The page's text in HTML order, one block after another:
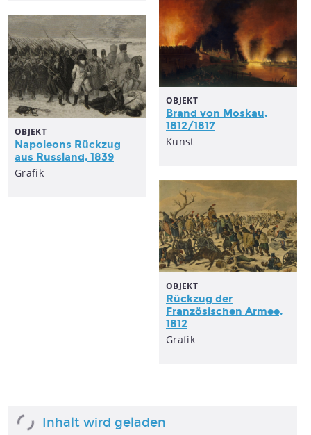
OBJEKT
Brand von Moskau,
1812/1817
Kunst
OBJEKT
Napoleons Rückzug
aus Russland, 1839
Grafik
OBJEKT
Rückzug der
Französischen Armee,
1812
Grafik
Inhalt wird geladen